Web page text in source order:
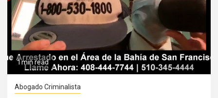
1 min read
Abogado Criminalista